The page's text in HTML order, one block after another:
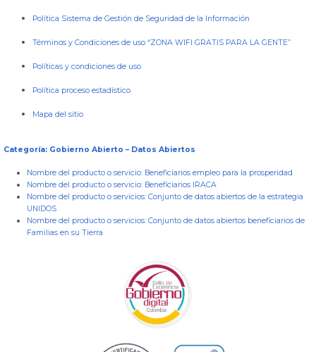
Política Sistema de Gestión de Seguridad de la Información
Términos y Condiciones de uso “ZONA WIFI GRATIS PARA LA GENTE”
Políticas y condiciones de uso
Política proceso estadístico
Mapa del sitio
Categoría: Gobierno Abierto – Datos Abiertos
Nombre del producto o servicio: Beneficiarios empleo para la prosperidad
Nombre del producto o servicio: Beneficiarios IRACA
Nombre del producto o servicios: Conjunto de datos abiertos de la estrategia
UNIDOS
Nombre del producto o servicios: Conjunto de datos abiertos beneficiarios de
Familias en su Tierra